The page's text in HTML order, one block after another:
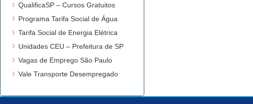
QualificaSP – Cursos Gratuitos
Programa Tarifa Social de Água
Tarifa Social de Energia Elétrica
Unidades CEU – Prefeitura de SP
Vagas de Emprego São Paulo
Vale Transporte Desempregado